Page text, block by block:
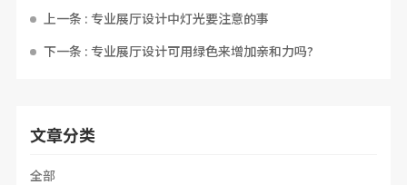
上一条 : 专业展厅设计中灯光要注意的事
下一条 : 专业展厅设计可用绿色来增加亲和力吗?
文章分类
全部